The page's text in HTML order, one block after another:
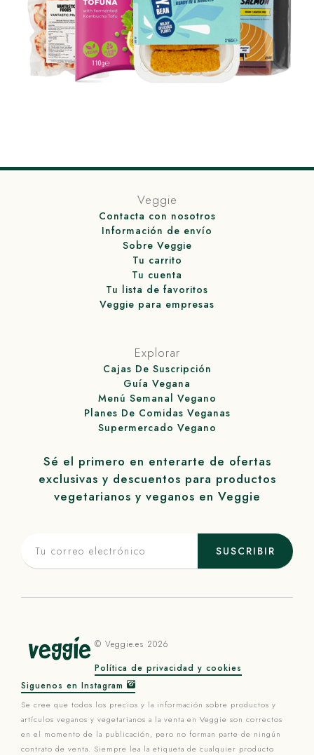
Veggie
Contacta con nosotros
Información de envío
Sobre Veggie
Tu carrito
Tu cuenta
Tu lista de favoritos
Veggie para empresas
Explorar
Cajas De Suscripción
Guía Vegana
Menú Semanal Vegano
Planes De Comidas Veganas
Supermercado Vegano
Sé el primero en enterarte de ofertas
exclusivas y descuentos para productos
vegetarianos y veganos en Veggie
SUSCRIBIR
© Veggie.es 2026
Política de privacidad y cookies
Siguenos en Instagram
Se cree que todos los precios y la información sobre productos y
artículos veganos y vegetarianos a la venta en Veggie son correctos
en el momento de la publicación, pero no forman parte de ningún
contrato de venta. Siempre lea la etiqueta de cualquier producto